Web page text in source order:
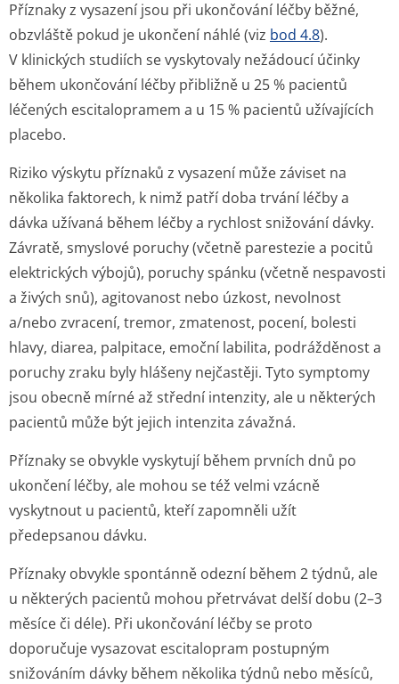
Příznaky z vysazení jsou při ukončování léčby běžné,
obzvláště pokud je ukončení náhlé (viz bod 4.8).
V klinických studiích se vyskytovaly nežádoucí účinky
během ukončování léčby přibližně u 25 % pacientů
léčených escitalopramem a u 15 % pacientů užívajících
placebo.
Riziko výskytu příznaků z vysazení může záviset na
několika faktorech, k nimž patří doba trvání léčby a
dávka užívaná během léčby a rychlost snižování dávky.
Závratě, smyslové poruchy (včetně parestezie a pocitů
elektrických výbojů), poruchy spánku (včetně nespavosti
a živých snů), agitovanost nebo úzkost, nevolnost
a/nebo zvracení, tremor, zmatenost, pocení, bolesti
hlavy, diarea, palpitace, emoční labilita, podrážděnost a
poruchy zraku byly hlášeny nejčastěji. Tyto symptomy
jsou obecně mírné až střední intenzity, ale u některých
pacientů může být jejich intenzita závažná.
Příznaky se obvykle vyskytují během prvních dnů po
ukončení léčby, ale mohou se též velmi vzácně
vyskytnout u pacientů, kteří zapomněli užít
předepsanou dávku.
Příznaky obvykle spontánně odezní během 2 týdnů, ale
u některých pacientů mohou přetrvávat delší dobu (2–3
měsíce či déle). Při ukončování léčby se proto
doporučuje vysazovat escitalopram postupným
snižováním dávky během několika týdnů nebo měsíců,